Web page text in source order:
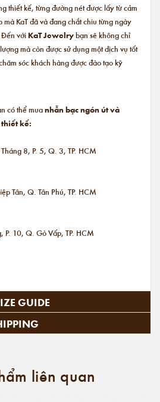
thiết kế, từng đường nét được lấy từ cảm
KaT đã và đang chắt chiu từng ngày
với KaT Jewelrybạn sẽ không chỉ
mà còn được sử dụng một dịch vụ tốt
sóc khách hàng được đào tạo kỹ
có thể muanhẫn bạc ngón út và
kế:
8, P. 5, Q. 3, TP. HCM
Tân, Q. Tân Phú, TP. HCM
10, Q. Gò Vấp, TP. HCM
GUIDE
liên quan